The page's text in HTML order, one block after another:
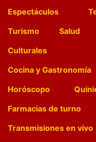
Espectáculos
Turismo
Salud
Culturales
Cocina y Gastronomía
Horóscopo
Farmacias de turno
Transmisiones en vivo